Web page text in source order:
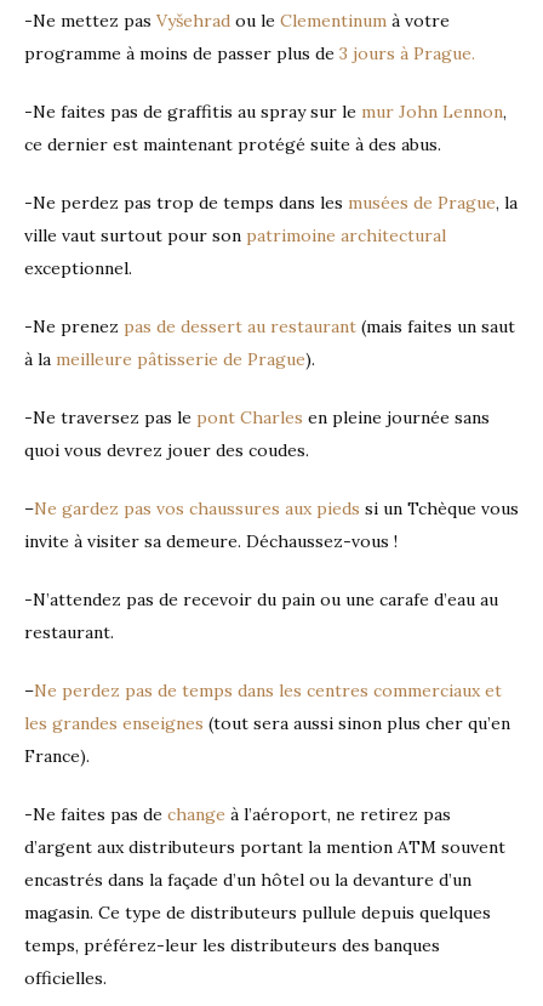
-Ne mettez pas Vyšehrad ou le Clementinum à votre
programme à moins de passer plus de 3 jours à Prague.
-Ne faites pas de graffitis au spray sur le mur John Lennon,
ce dernier est maintenant protégé suite à des abus.
-Ne perdez pas trop de temps dans les musées de Prague, la
ville vaut surtout pour son patrimoine architectural
exceptionnel.
-Ne prenez pas de dessert au restaurant (mais faites un saut
à la meilleure pâtisserie de Prague).
-Ne traversez pas le pont Charles en pleine journée sans
quoi vous devrez jouer des coudes.
–Ne gardez pas vos chaussures aux pieds si un Tchèque vous
invite à visiter sa demeure. Déchaussez-vous !
-N’attendez pas de recevoir du pain ou une carafe d’eau au
restaurant.
–Ne perdez pas de temps dans les centres commerciaux et
les grandes enseignes (tout sera aussi sinon plus cher qu’en
France).
-Ne faites pas de change à l’aéroport, ne retirez pas
d’argent aux distributeurs portant la mention ATM souvent
encastrés dans la façade d’un hôtel ou la devanture d’un
magasin. Ce type de distributeurs pullule depuis quelques
temps, préférez-leur les distributeurs des banques
officielles.